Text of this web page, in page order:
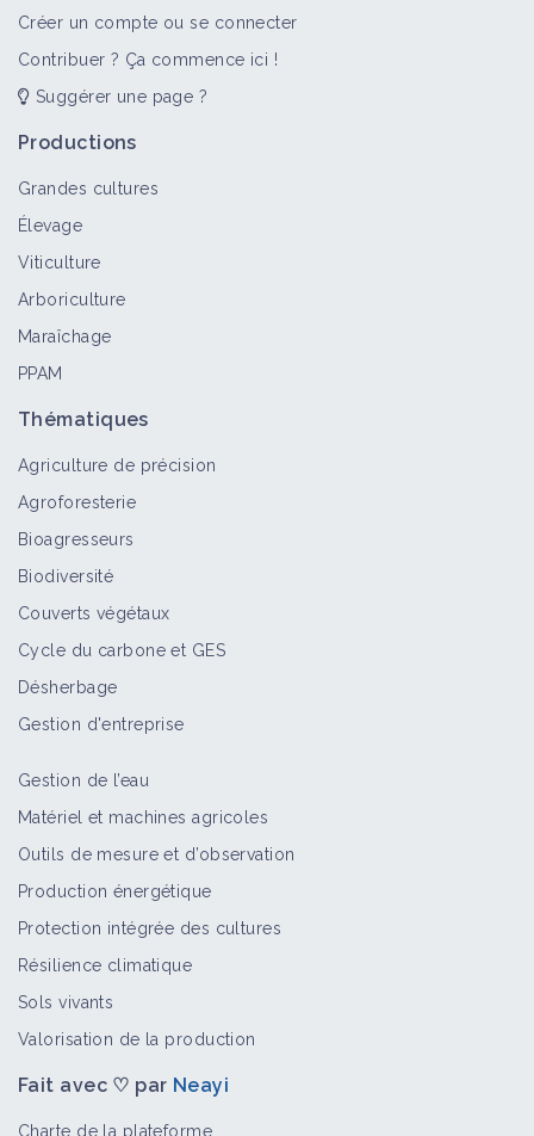
Retour d'expérience
Retour d'expérience
Système en polyculture élevage du
Grand-Ouest avec soja irrigué
Retour d'expérience
Facteur de contexte
Créer un compte ou se connecter
Contribuer ? Ça commence ici !
Suggérer une page ?
Productions
Grandes cultures
Élevage
Viticulture
Arboriculture
Maraîchage
PPAM
Thématiques
Agriculture de précision
Agroforesterie
Bioagresseurs
Biodiversité
Couverts végétaux
Cycle du carbone et GES
Désherbage
Gestion d'entreprise
Gestion de l’eau
Matériel et machines agricoles
Outils de mesure et d’observation
Production énergétique
Protection intégrée des cultures
Résilience climatique
Sols vivants
Valorisation de la production
Fait avec ♡ par Neayi
Charte de la plateforme